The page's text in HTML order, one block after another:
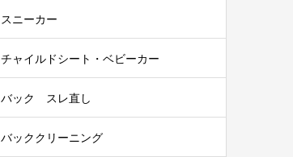
スニーカー
チャイルドシート・ベビーカー
バック スレ直し
バッククリーニング